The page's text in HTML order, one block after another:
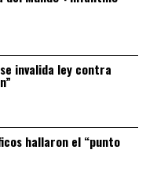
invalida ley contra
hallaron el “punto